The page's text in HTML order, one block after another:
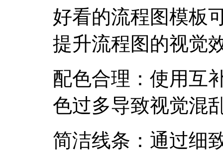
好看的流程图模板
提升流程图的视觉
配色合理：使用互
色过多导致视觉混
简洁线条：通过细